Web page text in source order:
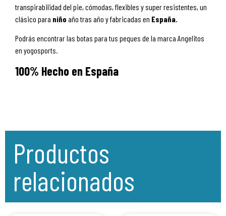
transpirabilidad del pie, cómodas, flexibles y super resistentes, un
clásico para niño año tras año y fabricadas en España.
Podrás encontrar las botas para tus peques de la marca Angelitos
en yogosports.
100% Hecho en España
Productos
relacionados